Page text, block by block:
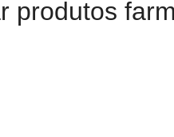
produtos